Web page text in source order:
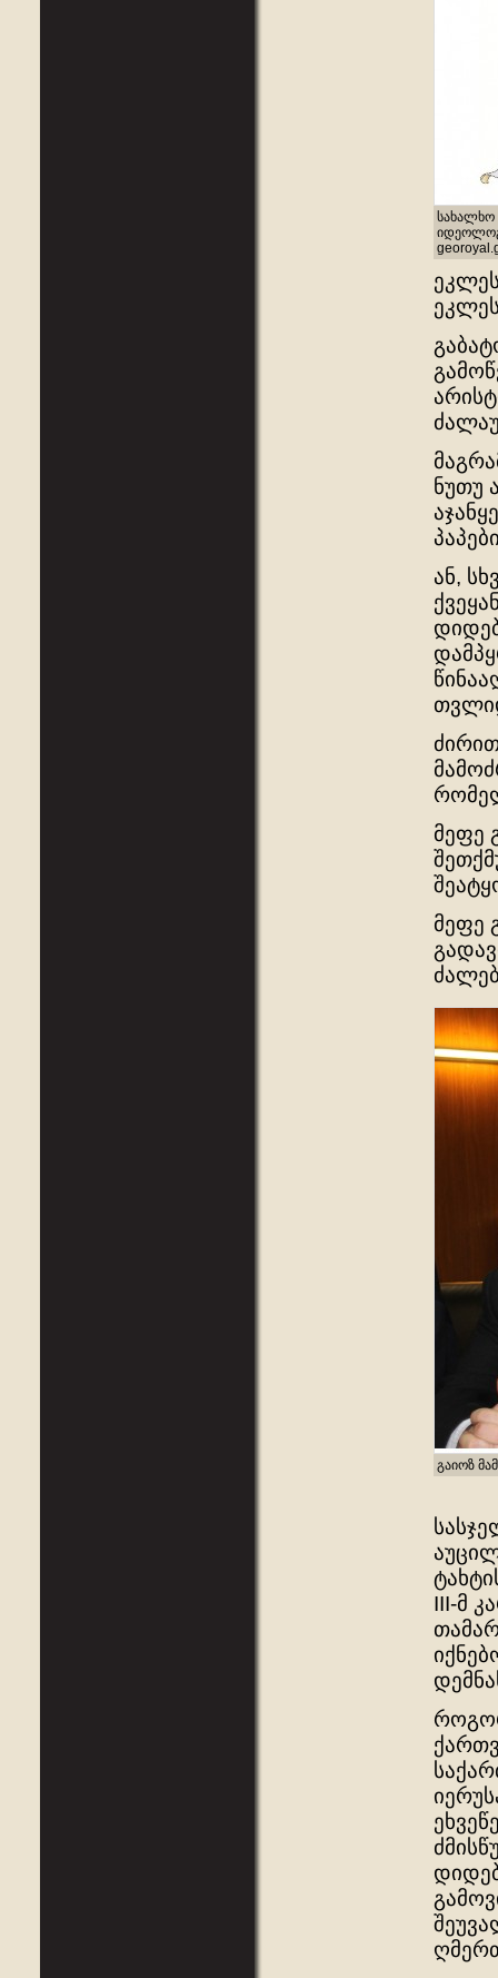
სახალხო
ნუთუ
ან,
მეფე
მეფე
გაიოზ
III-მ